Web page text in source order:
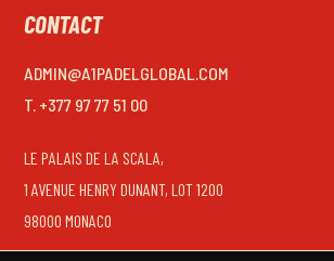
CONTACT
ADMIN@A1PADELGLOBAL.COM
T. +377 97 77 51 00
LE PALAIS DE LA SCALA,
1 AVENUE HENRY DUNANT, LOT 1200
98000 MONACO